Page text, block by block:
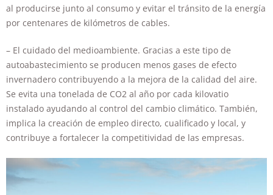
al producirse junto al consumo y evitar el tránsito de la energía
por centenares de kilómetros de cables.
– El cuidado del medioambiente. Gracias a este tipo de
autoabastecimiento se producen menos gases de efecto
invernadero contribuyendo a la mejora de la calidad del aire.
Se evita una tonelada de CO2 al año por cada kilovatio
instalado ayudando al control del cambio climático. También,
implica la creación de empleo directo, cualificado y local, y
contribuye a fortalecer la competitividad de las empresas.